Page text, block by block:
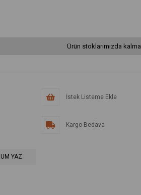
Ürün stoklarımızda
İstek Listeme Ekle
Kargo Bedava
YAZ